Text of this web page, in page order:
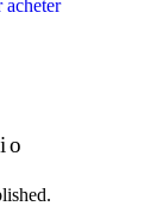
acheter